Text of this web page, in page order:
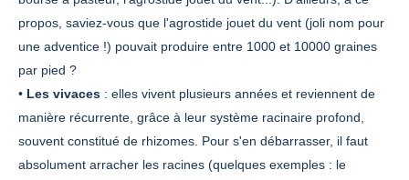
propos, saviez-vous que l'agrostide jouet du vent (joli nom pour
une adventice !) pouvait produire entre 1000 et 10000 graines
par pied ?
• Les vivaces : elles vivent plusieurs années et reviennent de
manière récurrente, grâce à leur système racinaire profond,
souvent constitué de rhizomes. Pour s'en débarrasser, il faut
absolument arracher les racines (quelques exemples : le